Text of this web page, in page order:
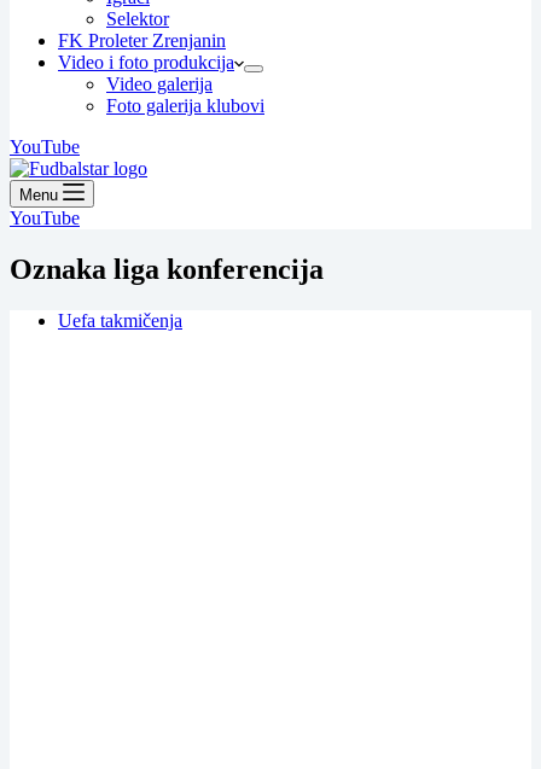
Selektor
FK Proleter Zrenjanin
Video i foto produkcija
Video galerija
Foto galerija klubovi
YouTube
Menu
YouTube
Oznaka liga konferencija
Uefa takmičenja